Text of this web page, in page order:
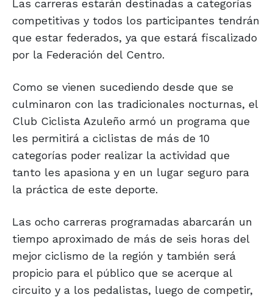
Las carreras estarán destinadas a categorías
competitivas y todos los participantes tendrán
que estar federados, ya que estará fiscalizado
por la Federación del Centro.
Como se vienen sucediendo desde que se
culminaron con las tradicionales nocturnas, el
Club Ciclista Azuleño armó un programa que
les permitirá a ciclistas de más de 10
categorías poder realizar la actividad que
tanto les apasiona y en un lugar seguro para
la práctica de este deporte.
Las ocho carreras programadas abarcarán un
tiempo aproximado de más de seis horas del
mejor ciclismo de la región y también será
propicio para el público que se acerque al
circuito y a los pedalistas, luego de competir,